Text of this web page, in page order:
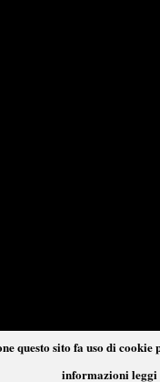
questo sito fa uso di
informazioni leggi